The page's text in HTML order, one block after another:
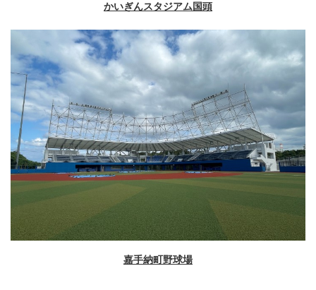
かいぎんスタジアム国頭
嘉手納町野球場